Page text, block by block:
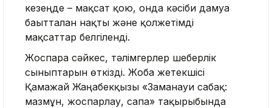
кезеңде – мақсат қою, онда кәсіби дамуға
бағытталған нақты және қолжетімді
мақсаттар белгіленді.
Жоспарға сәйкес, тәлімгерлер шеберлік
сыныптарын өткізді. Жоба жетекшісі
Қамажай Жаңабекқызы «Заманауи сабақ:
мазмұн, жоспарлау, сапа» тақырыбында